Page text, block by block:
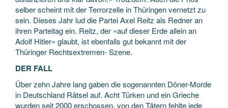
selber scheint mit der Terrorzelle in Thüringen vernetzt zu
sein. Dieses Jahr lud die Partei Axel Reitz als Redner an
ihren Parteitag ein. Reitz, der «auf dieser Erde allein an
Adolf Hitler» glaubt, ist ebenfalls gut bekannt mit der
Thüringer Rechtsextremen- Szene.
DER FALL
Über zehn Jahre lang gaben die sogenannten Döner-Morde
in Deutschland Rätsel auf. Acht Türken und ein Grieche
wurden seit 2000 erschossen, von den Tätern fehlte jede